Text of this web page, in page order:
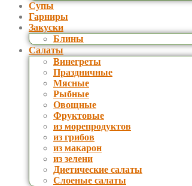
Супы
Гарниры
Закуски
Блины
Салаты
Винегреты
Праздничные
Мясные
Рыбные
Овощные
Фруктовые
из морепродуктов
из грибов
из макарон
из зелени
Диетические салаты
Слоеные салаты